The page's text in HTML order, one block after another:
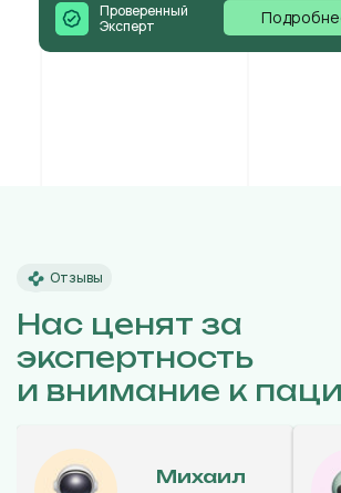
Проверенный
Эксперт
Отзывы
Нас ценят за
экспертность
и внимание к
Михаил